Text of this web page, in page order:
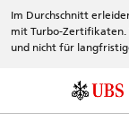
Im Durchschnitt
mit Turbo-Zertifikaten.
und nicht für